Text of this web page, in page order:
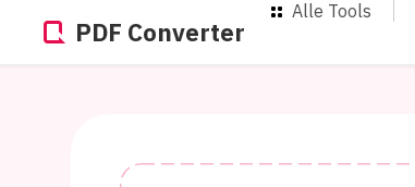
PDF Converter
Alle Tools